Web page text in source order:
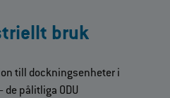
bruk
till dockningsenheter i
pålitliga ODU